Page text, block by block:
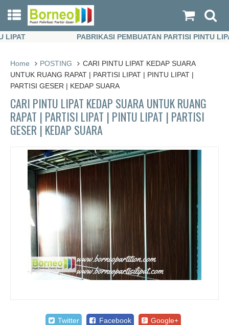
PABRIKASI PEMBUATAN PARTISI PINTU LIPAT
Home
POSTING
CARI PINTU LIPAT KEDAP SUARA
UNTUK RUANG RAPAT | PARTISI LIPAT | PINTU LIPAT |
PARTISI GESER | KEDAP SUARA
CARI PINTU LIPAT KEDAP SUARA UNTUK RUANG
RAPAT | PARTISI LIPAT | PINTU LIPAT | PARTISI
GESER | KEDAP SUARA
Twitter Facebook Google+